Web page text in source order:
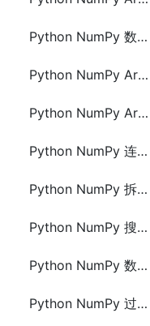
Python NumPy 数组形状(array shape)
Python NumPy Array(数组) reshape
Python NumPy Array(数组) 迭代 遍历
Python NumPy 连接数组(array)
Python NumPy 拆分数组
Python NumPy 搜索 数组(array)
Python NumPy 数组 排序
Python NumPy 过滤数组(Array)